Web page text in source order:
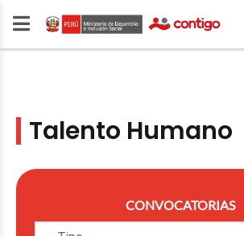
Talento Humano
CONVOCATORIAS